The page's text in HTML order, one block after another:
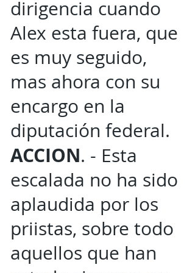
dirigencia cuando
Alex esta fuera, que
es muy seguido,
mas ahora con su
encargo en la
diputación federal.
ACCION. - Esta
escalada no ha sido
aplaudida por los
priistas, sobre todo
aquellos que han